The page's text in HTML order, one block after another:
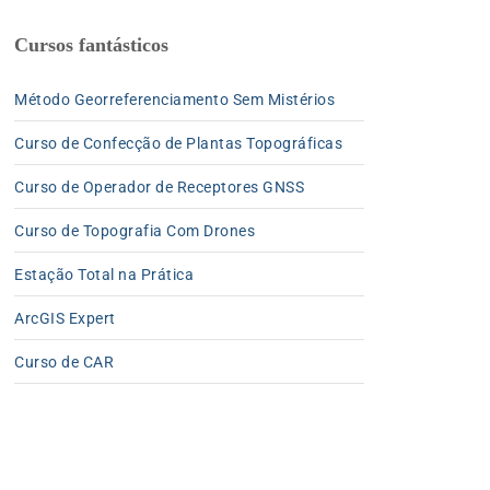
Cursos fantásticos
Método Georreferenciamento Sem Mistérios
Curso de Confecção de Plantas Topográficas
Curso de Operador de Receptores GNSS
Curso de Topografia Com Drones
Estação Total na Prática
ArcGIS Expert
Curso de CAR